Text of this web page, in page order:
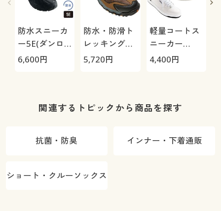
防水スニーカ
ー5E(ダンロ
ップリファイ
6,600円
防水・防滑ト
レッキングシ
ューズ4E(ウ
5,720円
軽量コートス
ニーカー
3E(ウィンブ
4,400円
関連するトピックから商品を探す
抗菌・防臭 インナー・下着通販
ショート・クルーソックス